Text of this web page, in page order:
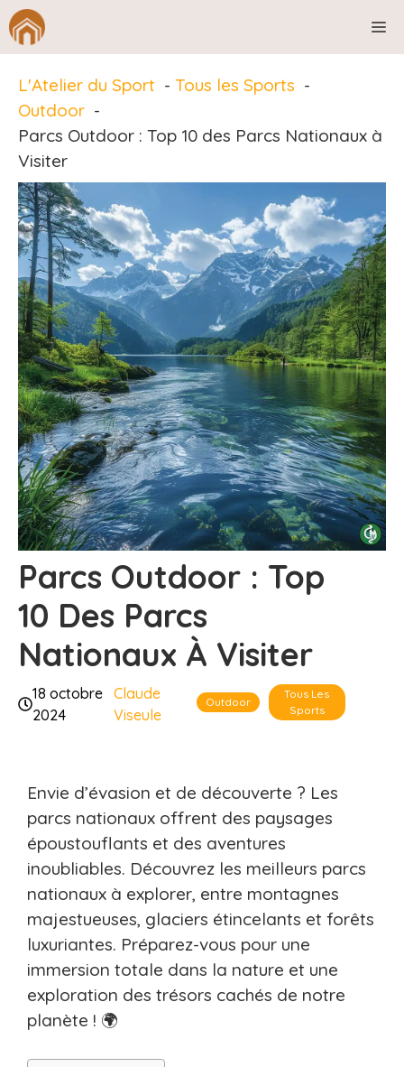
Aller
au
L'Atelier du Sport
Tous les Sports
Outdoor
Parcs Outdoor : Top 10 des Parcs Nationaux à
Visiter
Parcs Outdoor : Top
10 Des Parcs
Nationaux À Visiter
18 octobre
2024
Claude
Viseule
Outdoor
Tous Les
Sports
Envie d’évasion et de découverte ? Les
parcs nationaux offrent des paysages
époustouflants et des aventures
inoubliables. Découvrez les meilleurs parcs
nationaux à explorer, entre montagnes
majestueuses, glaciers étincelants et forêts
luxuriantes. Préparez-vous pour une
immersion totale dans la nature et une
exploration des trésors cachés de notre
planète ! 🌍